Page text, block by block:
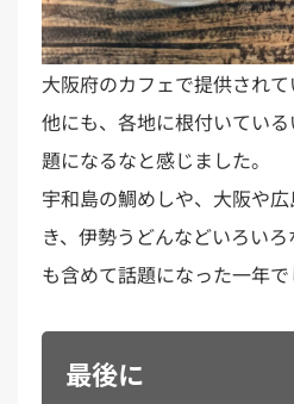
大阪府のカフェで提供され
他にも、各地に根付いてい
題になるなと感じました。
宇和島の鯛めしや、大阪や
き、伊勢うどんなどいろい
も含めて話題になった一年で
最後に